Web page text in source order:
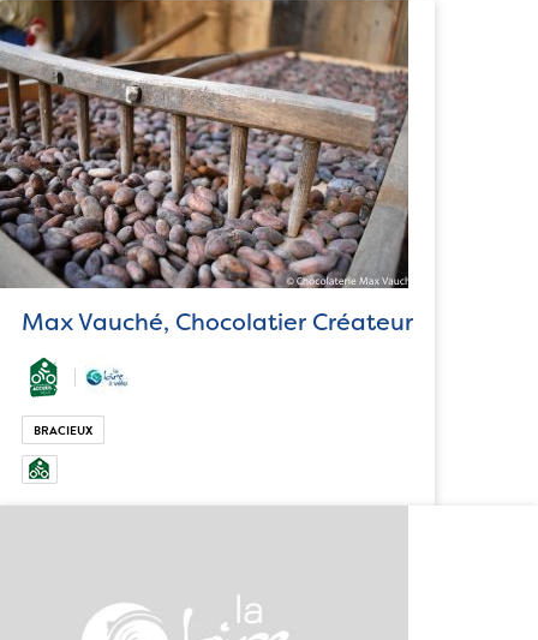
Max Vauché, Chocolatier Créateur
BRACIEUX